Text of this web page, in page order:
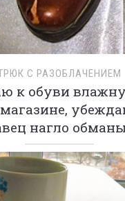
С РАЗОБЛАЧЕНИЕМ
к обуви
нагло